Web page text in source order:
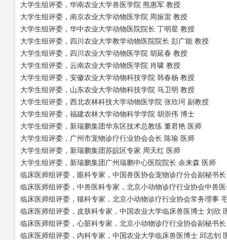
大学生组评委，华南农业大学兽医学院 熊惠军 教授
大学生组评委，南京农业大学动物医学院 周振雷 教授
大学生组评委，华中农业大学动物医院院长 丁明星 教授
大学生组评委，四川农业大学教学动物医院院长 彭广能 教授
大学生组评委，四川农业大学动物医学院 胡延春 教授
大学生组评委，云南农业大学动物医学院 肖啸 教授
大学生组评委，安徽农业大学动物科技学院 韩春杨 教授
大学生组评委，山东农业大学动物科技学院 马卫明 教授
大学生组评委，西北农林科技大学动物医学院 张欣珂 副教授
大学生组评委，福建农林大学动物科学学院 胡崇伟 博士
大学生组评委，新瑞鹏集团华东区技术总教练 董君艳 医师
大学生组评委，广州市宠物诊疗行业协会会长 陈瑜 医师
大学生组评委，新瑞鹏集团苏皖区专家 周天红 医师
大学生组评委，新瑞鹏集团广州瑞鹏中心医院院长 余来森 医师
临床医师组评委，眼科专家，中国兽医协会宠物诊疗分会副秘书长
临床医师组评委，中兽医科专家，北京小动物诊疗行业协会中兽
临床医师组评委，猫科专家，北京小动物诊疗行业协会常务理事
临床医师组评委，皮肤科专家，中国农业大学临床兽医博士 刘欣
临床医师组评委，心脏科专家，北京小动物诊疗行业协会副秘书长
临床医师组评委，内科专家，中国农业大学临床兽医博士 邱志钊